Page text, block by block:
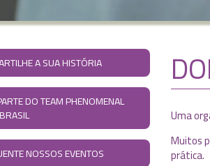
A SUA HISTÓRIA
DO TEAM PHENOMENAL
NOSSOS EVENTOS
Uma
Muitos
prática.